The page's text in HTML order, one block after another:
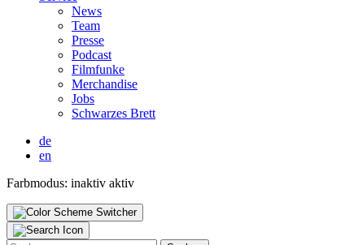
News
Team
Pres­se
Pod­cast
Film­fun­ke
Mer­chan­di­se
Jobs
Schwar­zes Brett
de
en
Farbmodus: inaktiv aktiv